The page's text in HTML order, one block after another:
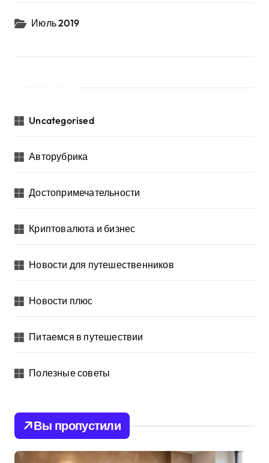
Июль 2019
Uncategorised
Авторубрика
Достопримечательности
Криптовалюта и бизнес
Новости для путешественников
Новости плюс
Питаемся в путешествии
Полезные советы
Вы пропустили